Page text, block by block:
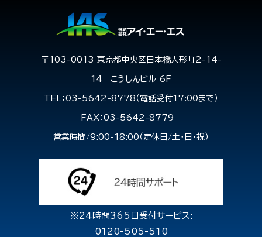
〒103-0013 東京都中央区日本橋人形町2-14-
14 こうしんビル 6F
TEL：03-5642-8778（電話受付17:00まで）
FAX：03-5642-8779
営業時間/9:00-18:00（定休日/土・日・祝）
※24時間365日受付サービス:
0120-505-510